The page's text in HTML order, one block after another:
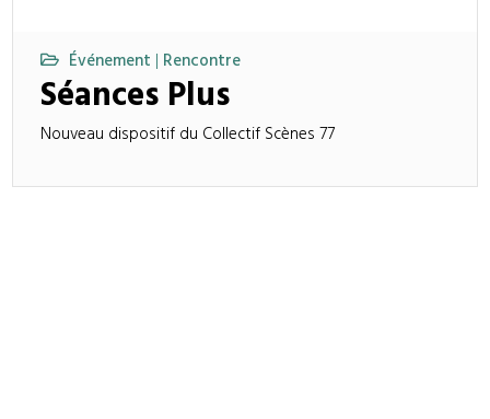
Événement | Rencontre
Séances Plus
Nouveau dispositif du Collectif Scènes 77